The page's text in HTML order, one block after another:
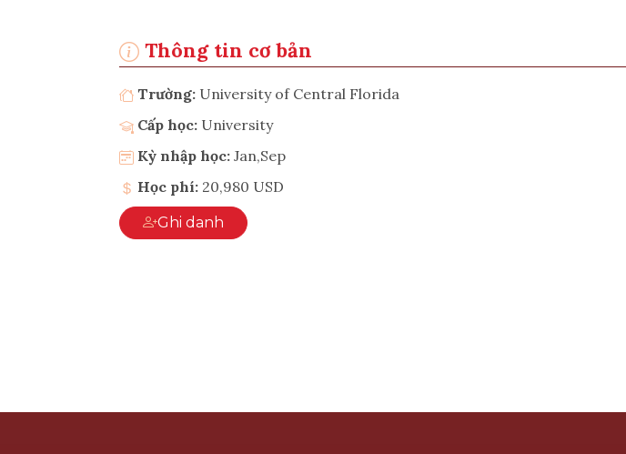
Thông tin cơ bản
Trường: University of Central Florida
Cấp học: University
Kỳ nhập học: Jan,Sep
Học phí: 20,980 USD
Ghi danh